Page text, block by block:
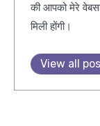
की आपको मेरे
मिली होंगी।
View all